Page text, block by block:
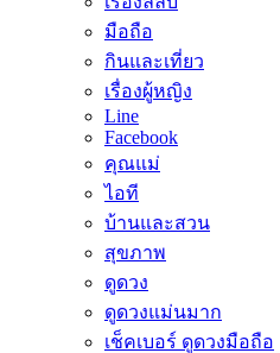
มือถือ
กินและเที่ยว
เรื่องผู้หญิง
Line
Facebook
คุณแม่
ไอที
บ้านและสวน
สุขภาพ
ดูดวง
ดูดวงแม่นมาก
เช็คเบอร์ ดูดวงมือถือ